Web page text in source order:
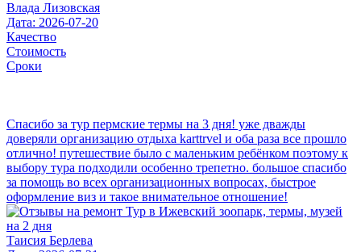
Влада Лизовская
Дата: 2026-07-20
Качество
Стоимость
Сроки
Спасибо за тур пермские термы на 3 дня! уже дважды
доверяли организацию отдыха karttrvel и оба раза все прошло
отлично! путешествие было с маленьким ребёнком поэтому к
выбору тура подходили особенно трепетно. большое спасибо
за помощь во всех организационных вопросах, быстрое
оформление виз и такое внимательное отношение!
Таисия Берлева